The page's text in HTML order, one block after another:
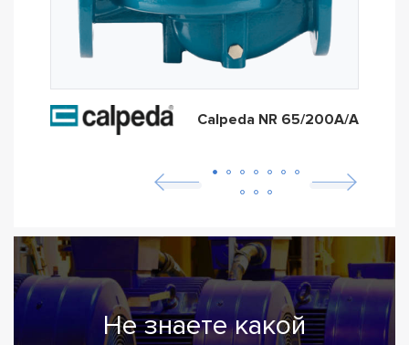
Calpeda NR 65/200A/A
Не знаете какой